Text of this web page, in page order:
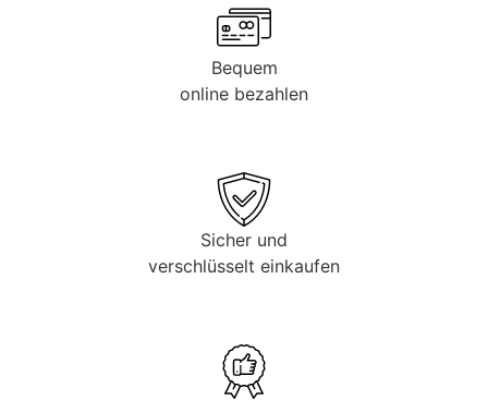
Bequem
online bezahlen
Sicher und
verschlüsselt einkaufen